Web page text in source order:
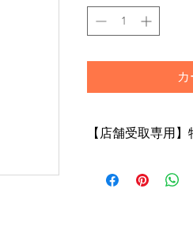
【店舗受取専用
トで「店舗受取」を